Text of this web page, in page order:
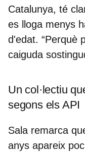
Catalunya, té
es lloga menys
d'edat. “Perquè
caiguda
Un col·lectiu
segons els API
Sala remarca
anys apareix